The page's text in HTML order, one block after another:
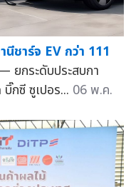
ชาร์จ EV กว่า 111
ยกระดับประสบกา
กซี ซูเปอร... 06 พ.ค.